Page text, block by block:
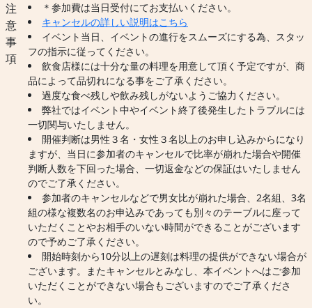
注
意
事
項
＊参加費は当日受付にてお支払いください。
キャンセルの詳しい説明はこちら
イベント当日、イベントの進行をスムーズにする為、スタッ
フの指示に従ってください。
飲食店様には十分な量の料理を用意して頂く予定ですが、商
品によって品切れになる事をご了承ください。
過度な食べ残しや飲み残しがないようご協力ください。
弊社ではイベント中やイベント終了後発生したトラブルには
一切関与いたしません。
開催判断は男性３名・女性３名以上のお申し込みからになり
ますが、当日に参加者のキャンセルで比率が崩れた場合や開催
判断人数を下回った場合、一切返金などの保証はいたしません
のでご了承ください。
参加者のキャンセルなどで男女比が崩れた場合、2名組、3名
組の様な複数名のお申込みであっても別々のテーブルに座って
いただくことやお相手のいない時間ができることがございます
ので予めご了承ください。
開始時刻から10分以上の遅刻は料理の提供ができない場合が
ございます。またキャンセルとみなし、本イベントへはご参加
いただくことができない場合もございますのでご了承くださ
い。